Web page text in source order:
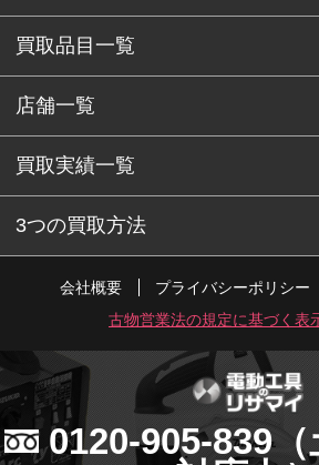
買取品目一覧
店舗一覧
買取実績一覧
3つの買取方法
会社概要 プライバシーポリシー
古物営業法の規定に基づく表
0120-905-839（